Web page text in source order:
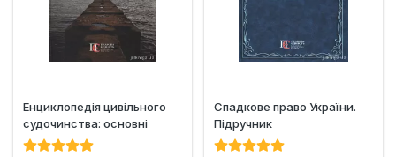
Енциклопедія цивільного
судочинства: основні
інститути та теоретичні
Спадкове право України.
Підручник